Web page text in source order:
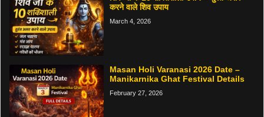
करने वाले शिव उपाय
March 4, 2026
Masan Holi Varanasi 2026 Date –
Manikarnika Ghat Festival Details
February 27, 2026